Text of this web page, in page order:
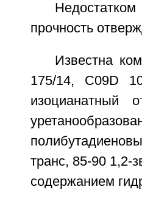
прочность
Известна
175/14, C09D
изоцианатный
транс, 85-90 1,2-
содержанием